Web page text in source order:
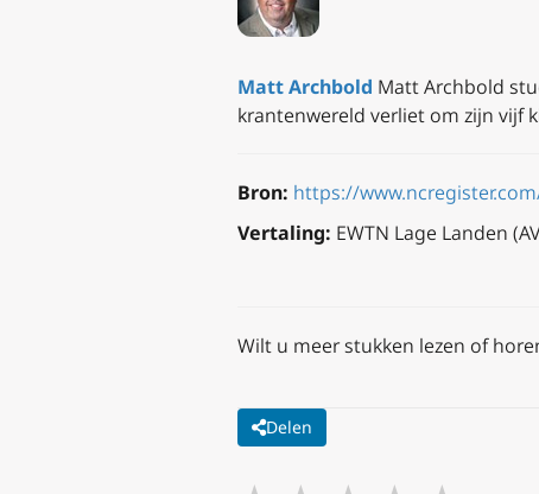
Matt Archbold Matt Archbold
krantenwereld verliet om zijn vijf
Bron: https://
Vertaling: EWTN Lage Landen
Wilt u meer stukken lezen of
Delen